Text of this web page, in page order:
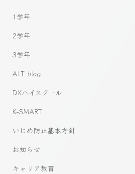
1学年
2学年
3学年
ALT blog
DXハイスクール
K-SMART
いじめ防止基本方針
お知らせ
キャリア教育